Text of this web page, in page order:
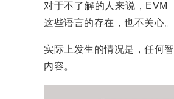
对于不了解的人来说，EVM
这些语言的存在，也不关心
实际上发生的情况是，任何
内容。